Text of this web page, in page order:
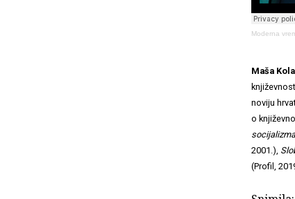
Moderna
Maša
noviju
o
2001.),
(Profil,